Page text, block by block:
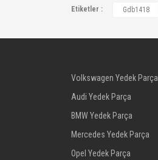
Etiketler : Gdb1418
Volkswagen Yedek Parça
Audi Yedek Parça
BMW Yedek Parça
Mercedes Yedek Parça
Opel Yedek Parça